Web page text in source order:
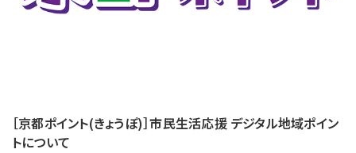
［京都ポイント(きょうぽ)］市民生活応援 デジタル地域ポイン
トについて